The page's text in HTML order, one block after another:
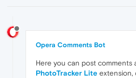
Opera Comments Bot
Here you can post comments
PhotoTracker Lite extension,